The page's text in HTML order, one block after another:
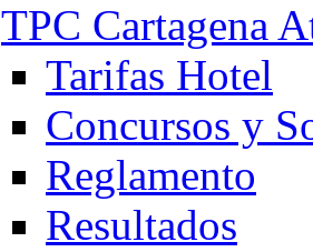
TPC Cartagena
Tarifas Hotel
Concursos y
Reglamento
Resultados